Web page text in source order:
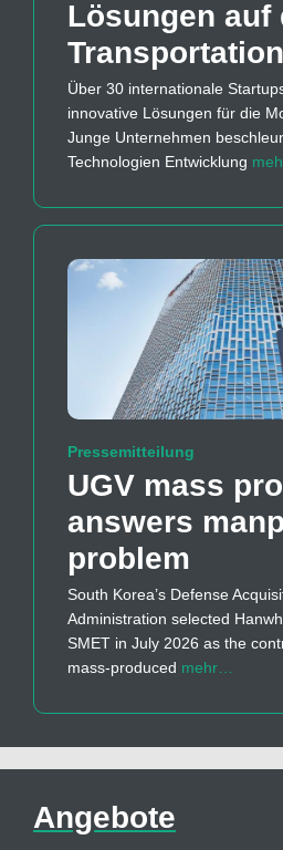
Lösungen auf
Transportation
Über 30 internationale
innovative Lösungen für die
Junge Unternehmen
Technologien Entwicklung
Pressemitteilung
UGV mass
answers
problem
South Korea’s Defense
Administration selected
SMET in July 2026 as the
mass-produced mehr…
Angebote